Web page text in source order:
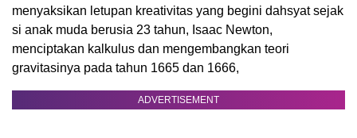
menyaksikan letupan kreativitas yang begini dahsyat sejak
si anak muda berusia 23 tahun, Isaac Newton,
menciptakan kalkulus dan mengembangkan teori
gravitasinya pada tahun 1665 dan 1666,
ADVERTISEMENT